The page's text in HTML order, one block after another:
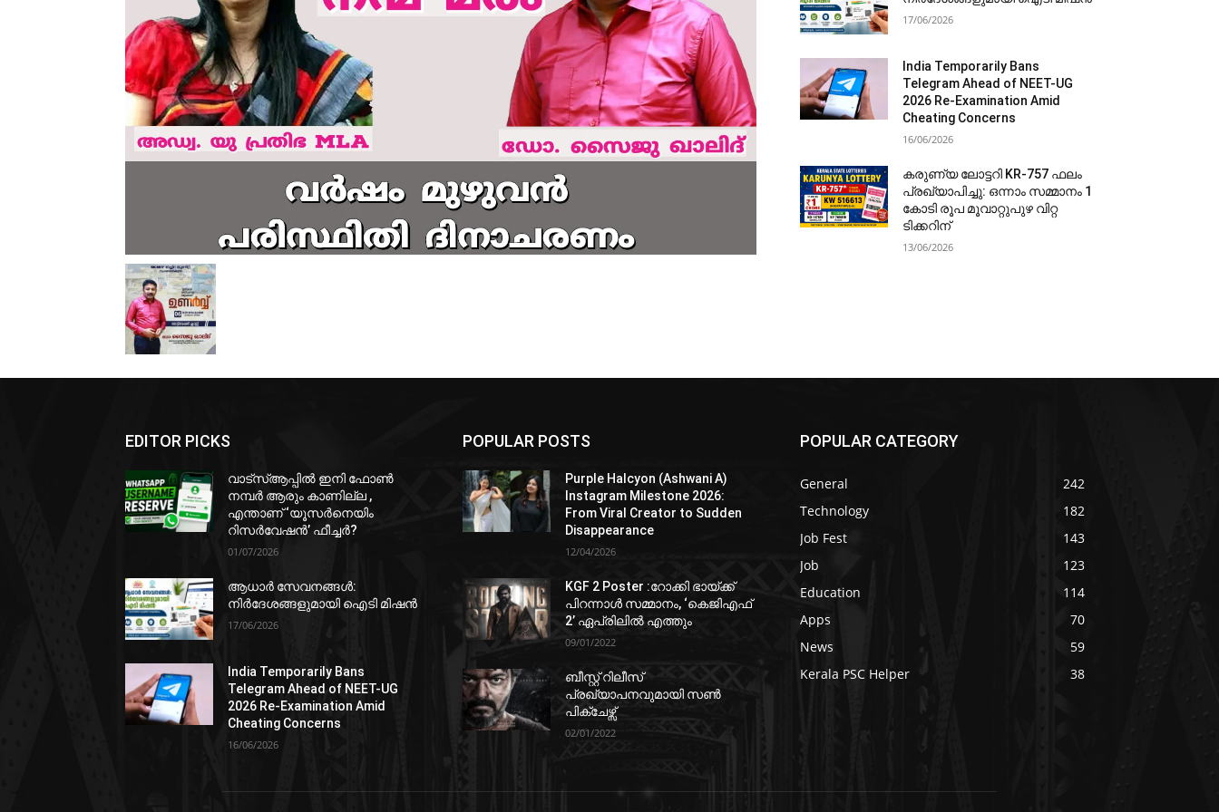
17/06/2026
India Temporarily Bans
Telegram Ahead of NEET-UG
2026 Re-Examination Amid
Cheating Concerns
16/06/2026
കരുണ്യ ലോട്ടറി KR-757 ഫലം
പ്രഖ്യാപിച്ചു: ഒന്നാം സമ്മാനം 1
കോടി രൂപ മൂവാറ്റുപുഴ വിറ്റ
ടിക്കറിന്
13/06/2026
EDITOR PICKS
വാട്‌സ്ആപ്പിൽ ഇനി ഫോൺ
നമ്പർ ആരും കാണില്ല ,
എന്താണ് ‘യൂസർനെയിം
റിസർവേഷൻ’ ഫീച്ചർ?
01/07/2026
ആധാർ സേവനങ്ങൾ:
നിർദേശങ്ങളുമായി ഐടി മിഷൻ
17/06/2026
India Temporarily Bans
Telegram Ahead of NEET-UG
2026 Re-Examination Amid
Cheating Concerns
16/06/2026
POPULAR POSTS
Purple Halcyon (Ashwani A)
Instagram Milestone 2026:
From Viral Creator to Sudden
Disappearance
12/04/2026
KGF 2 Poster :റോക്കി ഭായ്ക്ക്
പിറന്നാൾ സമ്മാനം, ‘കെജിഎഫ്
2’ ഏപ്രിലിൽ എത്തും
09/01/2022
ബീസ്റ്റ് റിലീസ്
പ്രഖ്യാപനവുമായി സണ്‍
പിക്ചേഴ്സ്
02/01/2022
POPULAR CATEGORY
General
242
Technology
182
Job Fest
143
Job
123
Education
114
Apps
70
News
59
Kerala PSC Helper
38